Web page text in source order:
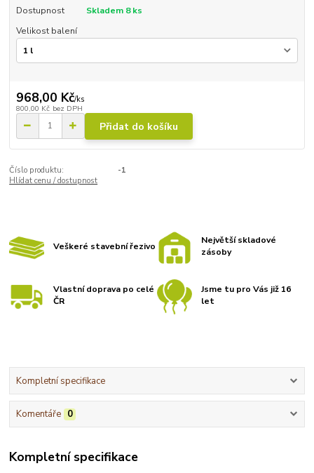
Dostupnost
Skladem 8 ks
Velikost balení
968,00 Kč/ks
800,00 Kč bez DPH
Přidat do košíku
Číslo produktu:
-1
Hlídat cenu / dostupnost
Veškeré stavební řezivo
Největší skladové
zásoby
Vlastní doprava po celé
ČR
Jsme tu pro Vás již 16
let
Kompletní specifikace
Komentáře 0
Kompletní specifikace